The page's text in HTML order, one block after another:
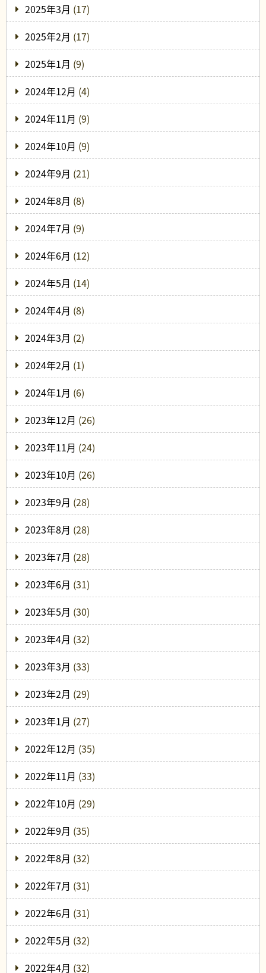
2025年3月 (17)
2025年2月 (17)
2025年1月 (9)
2024年12月 (4)
2024年11月 (9)
2024年10月 (9)
2024年9月 (21)
2024年8月 (8)
2024年7月 (9)
2024年6月 (12)
2024年5月 (14)
2024年4月 (8)
2024年3月 (2)
2024年2月 (1)
2024年1月 (6)
2023年12月 (26)
2023年11月 (24)
2023年10月 (26)
2023年9月 (28)
2023年8月 (28)
2023年7月 (28)
2023年6月 (31)
2023年5月 (30)
2023年4月 (32)
2023年3月 (33)
2023年2月 (29)
2023年1月 (27)
2022年12月 (35)
2022年11月 (33)
2022年10月 (29)
2022年9月 (35)
2022年8月 (32)
2022年7月 (31)
2022年6月 (31)
2022年5月 (32)
2022年4月 (32)